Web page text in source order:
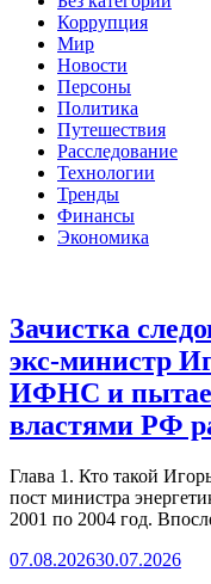
Коррупция
Мир
Новости
Персоны
Политика
Путешествия
Расследование
Технологии
Тренды
Финансы
Экономика
Зачистка
экс-министр
ИФНС и
властями РФ
Глава 1. Кто такой
пост министра
2001 по 2004 год.
07.08.202630.07.2026